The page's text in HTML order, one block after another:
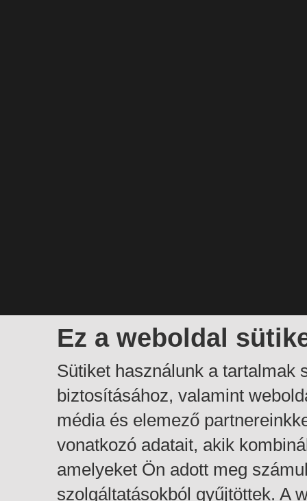
Ez a weboldal
Sütiket használunk a tartalmak
biztosításához, valamint
média és elemező
vonatkozó adatait, akik
amelyeket Ön adott meg
szolgáltatásokból gyűjtöttek. A